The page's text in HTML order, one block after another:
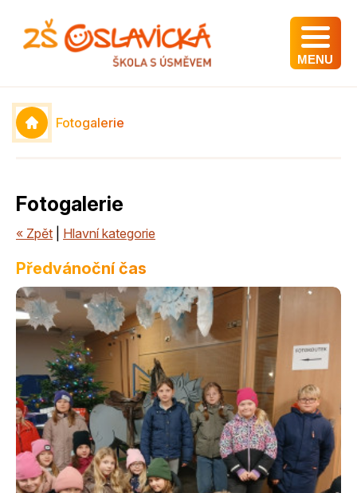
MENU
Fotogalerie
Fotogalerie
« Zpět Hlavní kategorie
Předvánoční čas